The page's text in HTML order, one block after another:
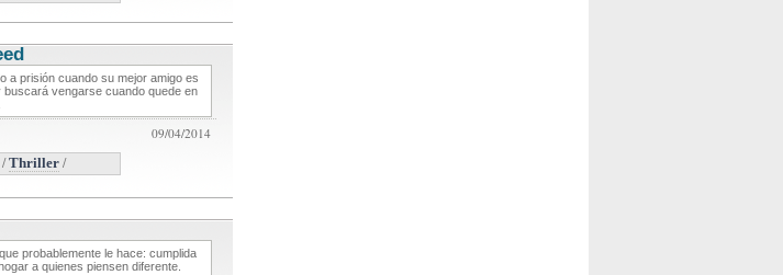
a prisión cuando su mejor amigo es
vengarse cuando quede en
09/04/2014
/Thriller /
cine
probablemente le hace: cumplida
a quienes piensen diferente.